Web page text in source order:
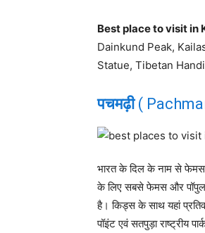
Best place to visit in
Dainkund Peak,
Statue, Tibetan
पचमढ़ी(
भारत के दिल के नाम से फेमस
के लिए सबसे फेमस और
है। किड्स के साथ यहां
पॉइंट एवं सतपुड़ा राष्ट्रीय